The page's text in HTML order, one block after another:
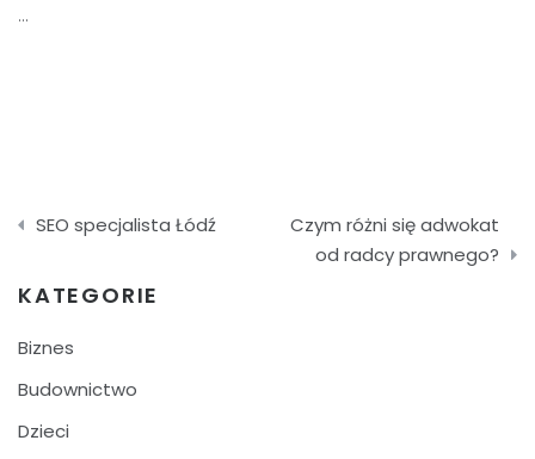
…
Nawigacja
SEO specjalista Łódź
Czym różni się adwokat
od radcy prawnego?
KATEGORIE
Biznes
Budownictwo
Dzieci